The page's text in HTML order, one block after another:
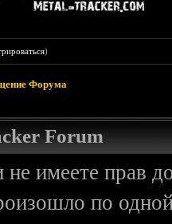
)
Форума
Forum
имеете прав
по